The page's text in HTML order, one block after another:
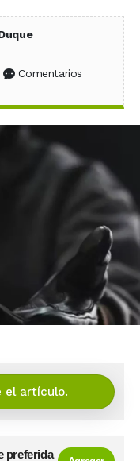
en Facebook
en X (Twitter)
en WhatsApp
Comentarios
el artículo.
preferida